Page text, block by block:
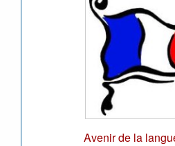
Avenir de la